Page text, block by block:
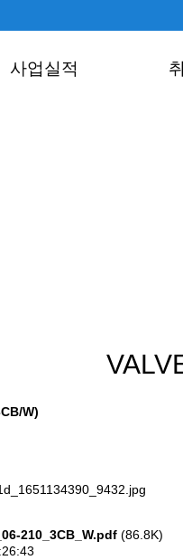
사업실적
W)
210_3CB_W.pdf (86.8K)